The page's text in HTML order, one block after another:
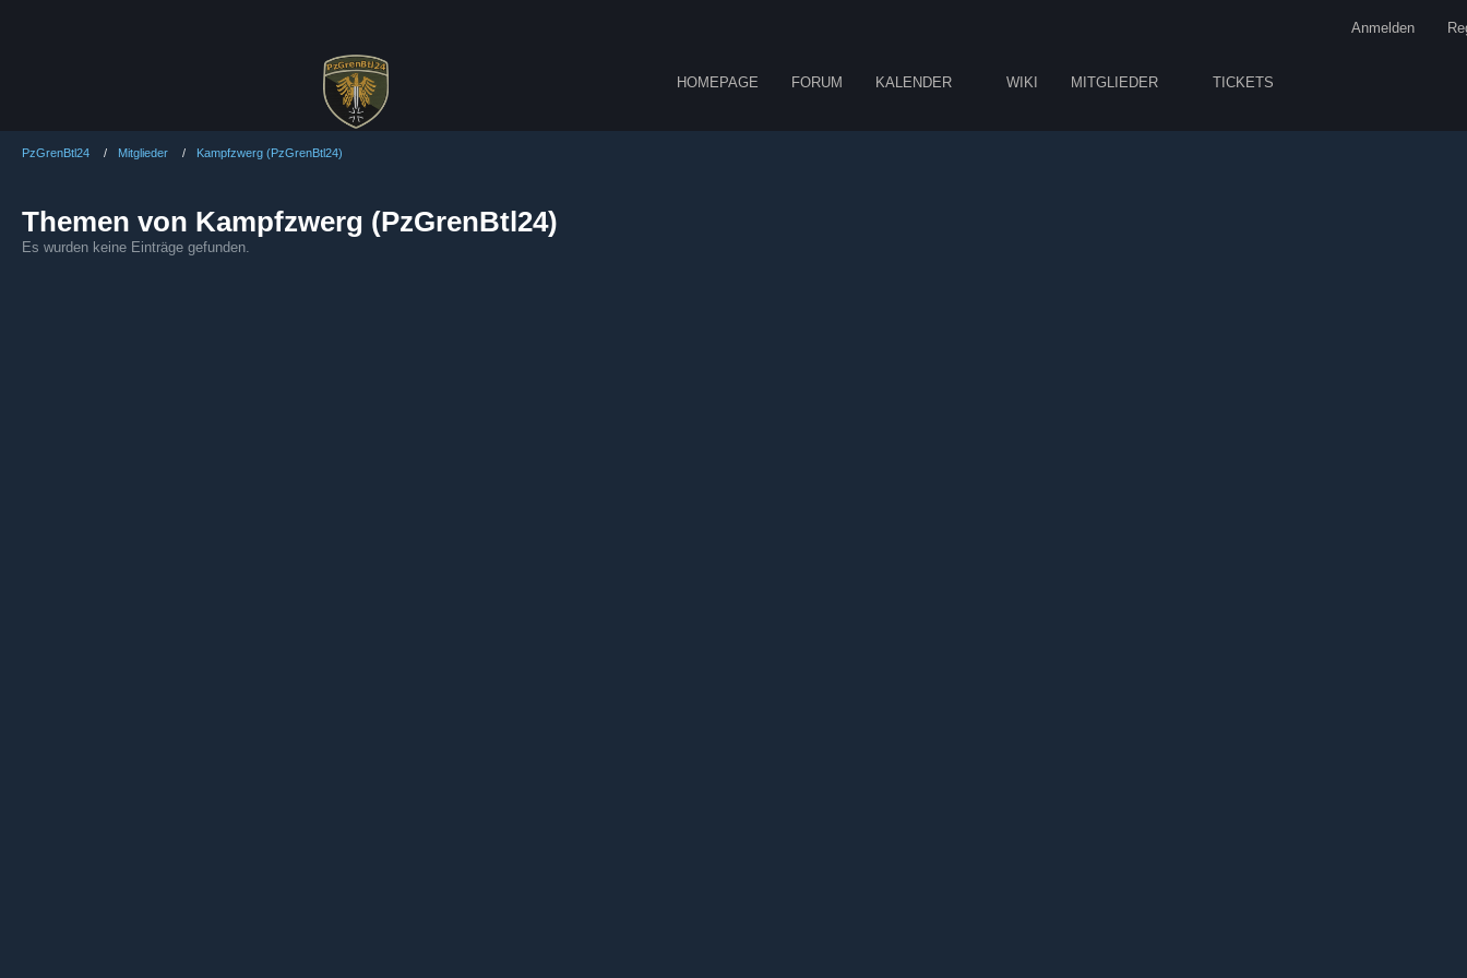
HOMEPAGE FORUM KALENDER WIKI MITGLIEDER TICKETS
Anmelden
PzGrenBtl24 Mitglieder Kampfzwerg (PzGrenBtl24)
Themen von Kampfzwerg (PzGrenBtl24)
Es wurden keine Einträge gefunden.